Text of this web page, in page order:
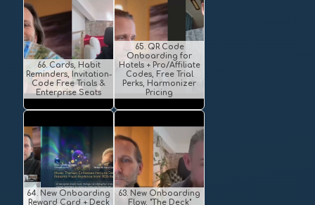
66. Cards, Habit
Reminders, Invitation-
Code Free Trials &
Enterprise Seats
65. QR Code
Onboarding for
Hotels + Pro/Affiliate
Codes, Free Trial
Perks, Harmonizer
Pricing
64. New Onboarding
Reward Card + Deck
63. New Onboarding
Flow, "The Deck"